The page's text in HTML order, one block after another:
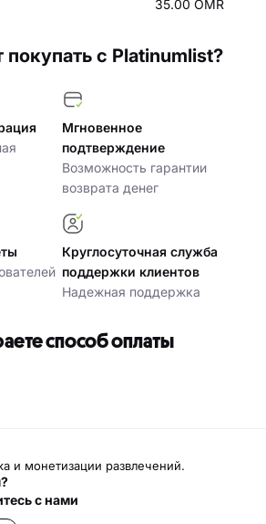
35.00 OMR
с Platinumlist?
Мгновенное
подтверждение
Возможность гарантии
возврата денег
Круглосуточная служба
поддержки клиентов
Надежная поддержка
способ оплаты
и монетизации развлечений.
с нами